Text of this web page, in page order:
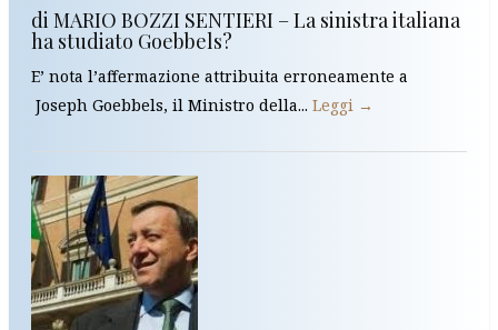
di MARIO BOZZI SENTIERI – La sinistra italiana
ha studiato Goebbels?
E’ nota l’affermazione attribuita erroneamente a
Joseph Goebbels, il Ministro della... Leggi →